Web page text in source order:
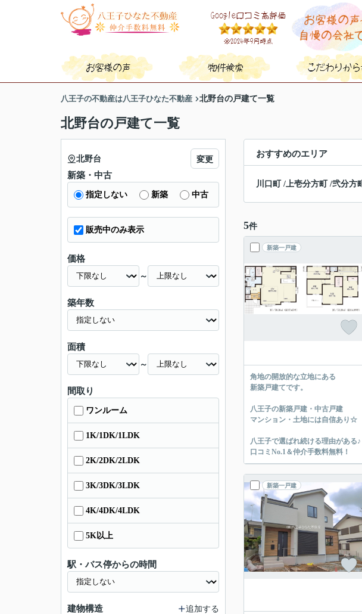
八王子の不動産は八王子ひなた不動産 北野台の戸建て一覧
北野台の戸建て一覧
おすすめのエリア
川口町 /上壱分方町 /弐分方町
5件
新築一戸建
角地の開放的な立地にある
新築戸建てです。
八王子の新築戸建・中古戸建
マンション・土地には自信あり☆
八王子で選ばれ続ける理由がある♪
口コミNo.1＆仲介手数料無料！
新築一戸建
北野台 変更
新築・中古
指定しない 新築 中古
販売中のみ表示
価格
～
築年数
面積
～
間取り
ワンルーム
1K/1DK/1LDK
2K/2DK/2LDK
3K/3DK/3LDK
4K/4DK/4LDK
5K以上
駅・バス停からの時間
建物構造 追加する